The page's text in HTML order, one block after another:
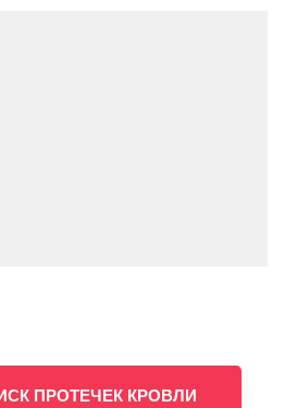
ПРОТЕЧЕК КРОВЛИ